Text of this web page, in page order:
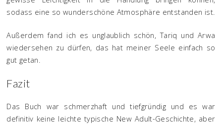
sodass eine so wunderschöne Atmosphäre entstanden ist.
Außerdem fand ich es unglaublich schön, Tariq und Arwa
wiedersehen zu dürfen, das hat meiner Seele einfach so
gut getan.
Fazit
Das Buch war schmerzhaft und tiefgründig und es war
definitiv keine leichte typische New Adult-Geschichte, aber